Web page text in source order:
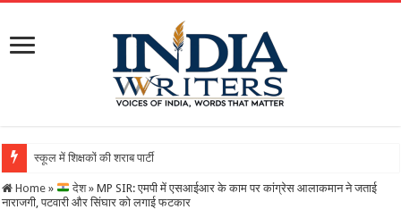
स्कूल में शिक्षकों की शराब पार्टी का वीडियो वायरल, DEO ने थमाय
Home » देश » MP SIR: एमपी में एसआईआर के काम पर कांग्रेस आलाकमान ने जताई
नाराजगी, पटवारी और सिंघार को लगाई फटकार